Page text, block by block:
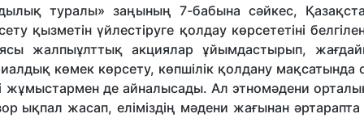
туралы» заңының 7-бабына сәйкес,
қызметін үйлестіруге қолдау көрсететіні
жалпыұлттық акциялар ұйымдастырып,
көмек көрсету, көпшілік қолдану мақсатында
жұмыстармен де айналысады. Ал этномәдени
ықпал жасап, еліміздің мәдени жағынан